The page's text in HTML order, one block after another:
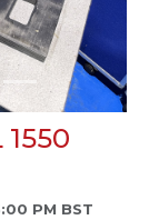
PM BST